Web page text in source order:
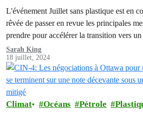
L'événement Juillet sans plastique est en
rêvée de passer en revue les principales
prendre pour accélérer la transition vers
Sarah King
18 juillet, 2024
Climat Océans Pétrole